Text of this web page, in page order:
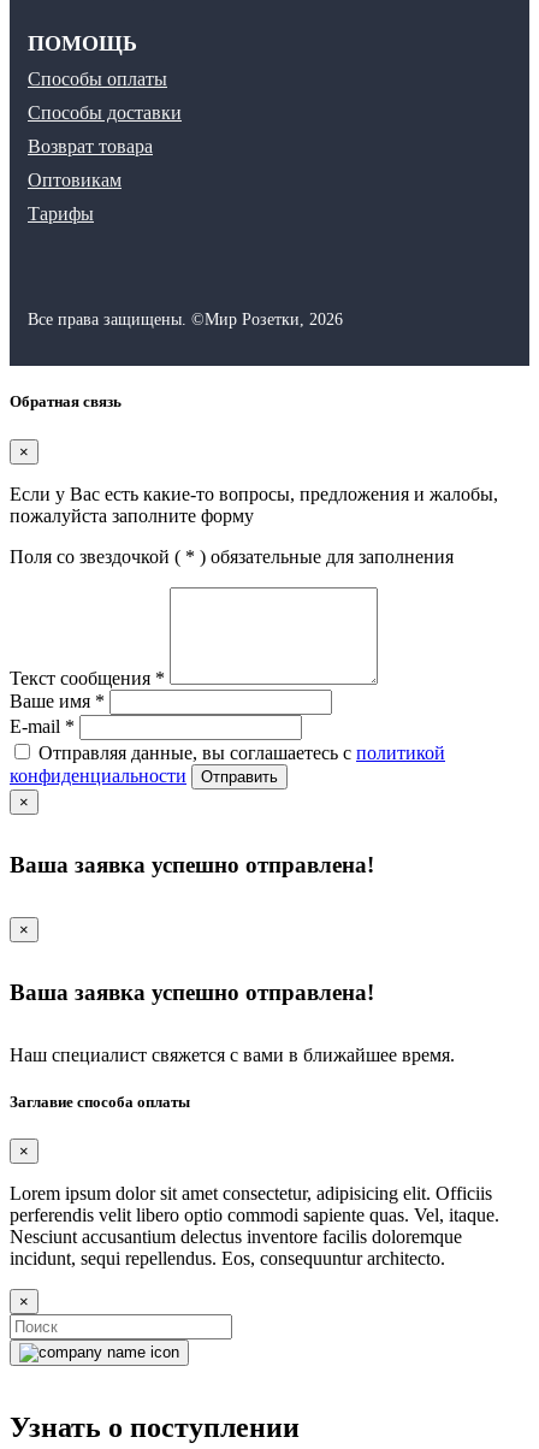
ПОМОЩЬ
Способы оплаты
Способы доставки
Возврат товара
Оптовикам
Тарифы
Все права защищены. ©Мир Розетки, 2026
Обратная связь
×
Если у Вас есть какие-то вопросы, предложения и жалобы,
пожалуйста заполните форму
Поля со звездочкой ( * ) обязательные для заполнения
Текст сообщения *
Ваше имя *
E-mail *
Отправляя данные, вы соглашаетесь с политикой
конфиденциальности
Отправить
×
Ваша заявка успешно отправлена!
×
Ваша заявка успешно отправлена!
Наш специалист свяжется с вами в ближайшее время.
Заглавие способа оплаты
×
Lorem ipsum dolor sit amet consectetur, adipisicing elit. Officiis
perferendis velit libero optio commodi sapiente quas. Vel, itaque.
Nesciunt accusantium delectus inventore facilis doloremque
incidunt, sequi repellendus. Eos, consequuntur architecto.
×
Узнать о поступлении